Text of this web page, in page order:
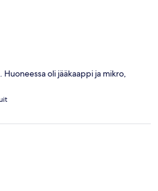
oli jääkaappi ja mikro,